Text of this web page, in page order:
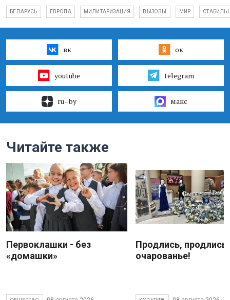
БЕЛАРУСЬ ЕВРОПА МИЛИТАРИЗАЦИЯ ВЫЗОВЫ МИР
вк ок
youtube telegram
ru–by макс
Читайте также
Первоклашки - без
«домашки»
Продлись, продлись
очарованье!